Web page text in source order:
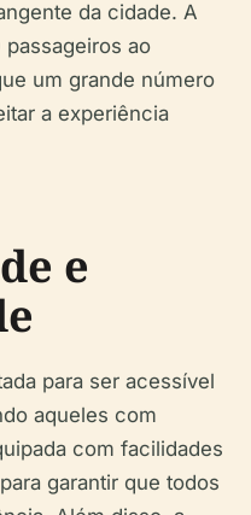
da cidade. A
ao
um grande número
a experiência
e
para ser acessível
aqueles com
com facilidades
garantir que todos